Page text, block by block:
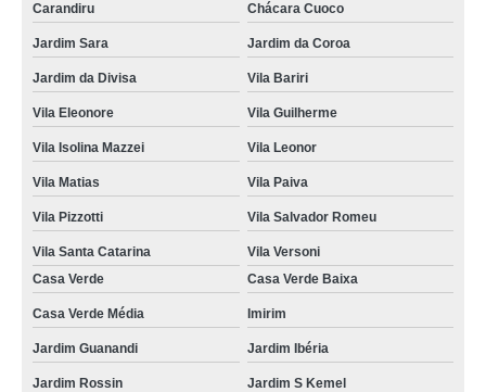
Carandiru
Chácara Cuoco
Jardim Sara Jardim da Coroa
Jardim da Divisa Vila Bariri
Vila Eleonore Vila Guilherme
Vila Isolina Mazzei Vila Leonor
Vila Matias Vila Paiva
Vila Pizzotti Vila Salvador Romeu
Vila Santa Catarina
Vila Versoni
Casa Verde
Casa Verde Baixa
Casa Verde Média Imirim
Jardim Guanandi Jardim Ibéria
Jardim Rossin Jardim S Kemel